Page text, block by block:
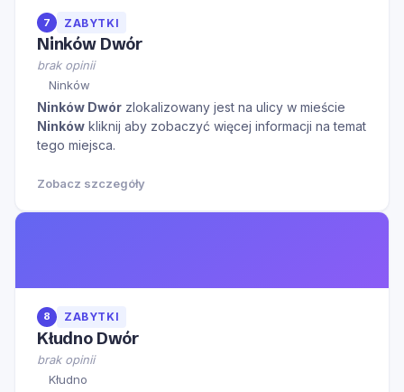
7 ZABYTKI
Ninków Dwór
brak opinii
Ninków
Ninków Dwór zlokalizowany jest na ulicy w mieście
Ninków kliknij aby zobaczyć więcej informacji na temat
tego miejsca.
Zobacz szczegóły
8 ZABYTKI
Kłudno Dwór
brak opinii
Kłudno